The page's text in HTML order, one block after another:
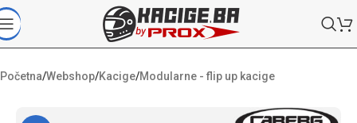
Početna/Webshop/Kacige/Modularne - flip up kacige